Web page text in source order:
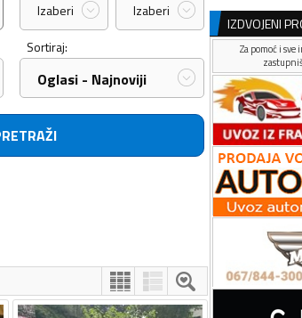
Izaberi
Izaberi
Sortiraj:
Oglasi - Najnoviji
IZDVOJENI
Za pomoć i